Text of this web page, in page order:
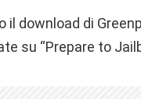
download di
su “Prepare to